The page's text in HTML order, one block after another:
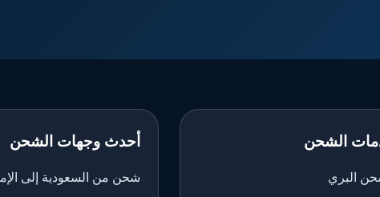
الشحن
البري
أحدث وجهات الشحن
شحن من السعودية إلى